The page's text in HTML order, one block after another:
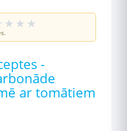
★ ★ ★
-
ar tomātiem